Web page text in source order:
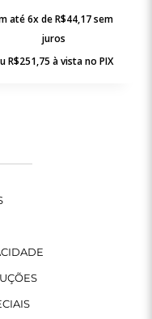
até 6x deR$44,17sem
juros
R$251,75 à vista no PIX